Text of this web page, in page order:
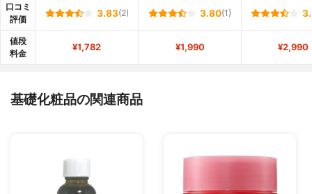
口コミ
評価
3.83(2) 3.80(1)
値段
料金
¥1,782 ¥1,990 ¥2,990
基礎化粧品の関連商品